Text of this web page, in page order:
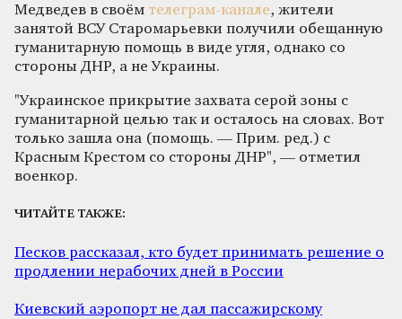
Медведев в своём телеграм-канале, жители
занятой ВСУ Старомарьевки получили обещанную
гуманитарную помощь в виде угля, однако со
стороны ДНР, а не Украины.
"Украинское прикрытие захвата серой зоны с
гуманитарной целью так и осталось на словах. Вот
только зашла она (помощь. — Прим. ред.) с
Красным Крестом со стороны ДНР", — отметил
военкор.
ЧИТАЙТЕ ТАКЖЕ:
Песков рассказал, кто будет принимать решение о
продлении нерабочих дней в России
Киевский аэропорт не дал пассажирскому